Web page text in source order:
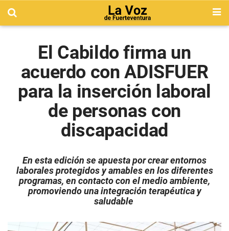
El Cabildo firma un
acuerdo con ADISFUER
para la inserción laboral
de personas con
discapacidad
En esta edición se apuesta por crear entornos
laborales protegidos y amables en los diferentes
programas, en contacto con el medio ambiente,
promoviendo una integración terapéutica y
saludable